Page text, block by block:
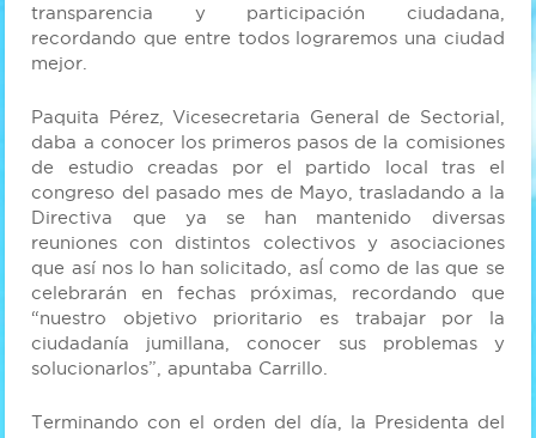
transparencia y participación ciudadana,
recordando que entre todos lograremos una ciudad
mejor.
Paquita Pérez, Vicesecretaria General de Sectorial,
daba a conocer los primeros pasos de la comisiones
de estudio creadas por el partido local tras el
congreso del pasado mes de Mayo, trasladando a la
Directiva que ya se han mantenido diversas
reuniones con distintos colectivos y asociaciones
que así nos lo han solicitado, asÍ como de las que se
celebrarán en fechas próximas, recordando que
“nuestro objetivo prioritario es trabajar por la
ciudadanía jumillana, conocer sus problemas y
solucionarlos”, apuntaba Carrillo.
Terminando con el orden del día, la Presidenta del